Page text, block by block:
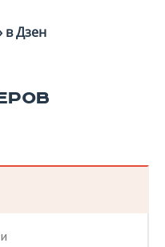
в Дзен